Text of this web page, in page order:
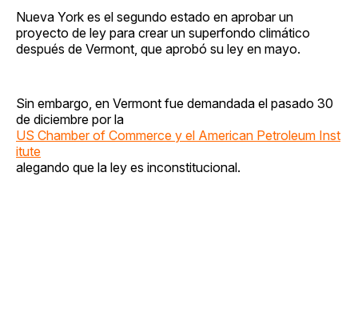
Nueva York es el segundo estado en aprobar un
proyecto de ley para crear un superfondo climático
después de Vermont, que aprobó su ley en mayo.
Sin embargo, en Vermont fue demandada el pasado 30
de diciembre por la
US Chamber of Commerce y el American Petroleum Inst
itute
alegando que la ley es inconstitucional.